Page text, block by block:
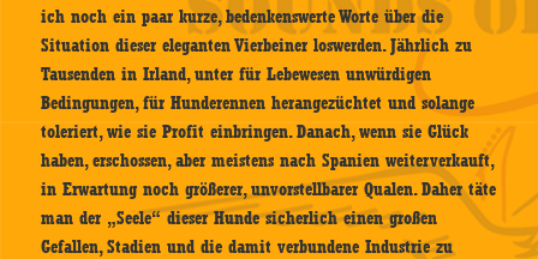
ich noch ein paar kurze, bedenkenswerte Worte über die
Situation dieser eleganten Vierbeiner loswerden. Jährlich zu
Tausenden in Irland, unter für Lebewesen unwürdigen
Bedingungen, für Hunderennen herangezüchtet und solange
toleriert, wie sie Profit einbringen. Danach, wenn sie Glück
haben, erschossen, aber meistens nach Spanien weiterverkauft,
in Erwartung noch größerer, unvorstellbarer Qualen. Daher täte
man der „Seele“ dieser Hunde sicherlich einen großen
Gefallen, Stadien und die damit verbundene Industrie zu